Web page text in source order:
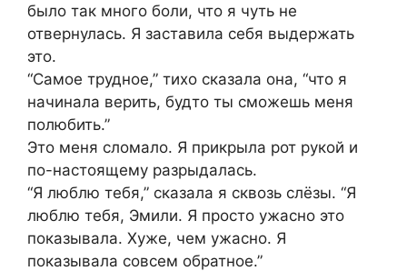
было так много боли, что я чуть не
отвернулась. Я заставила себя выдержать
это.
“Самое трудное,” тихо сказала она, “что я
начинала верить, будто ты сможешь меня
полюбить.”
Это меня сломало. Я прикрыла рот рукой и
по-настоящему разрыдалась.
“Я люблю тебя,” сказала я сквозь слёзы. “Я
люблю тебя, Эмили. Я просто ужасно это
показывала. Хуже, чем ужасно. Я
показывала совсем обратное.”